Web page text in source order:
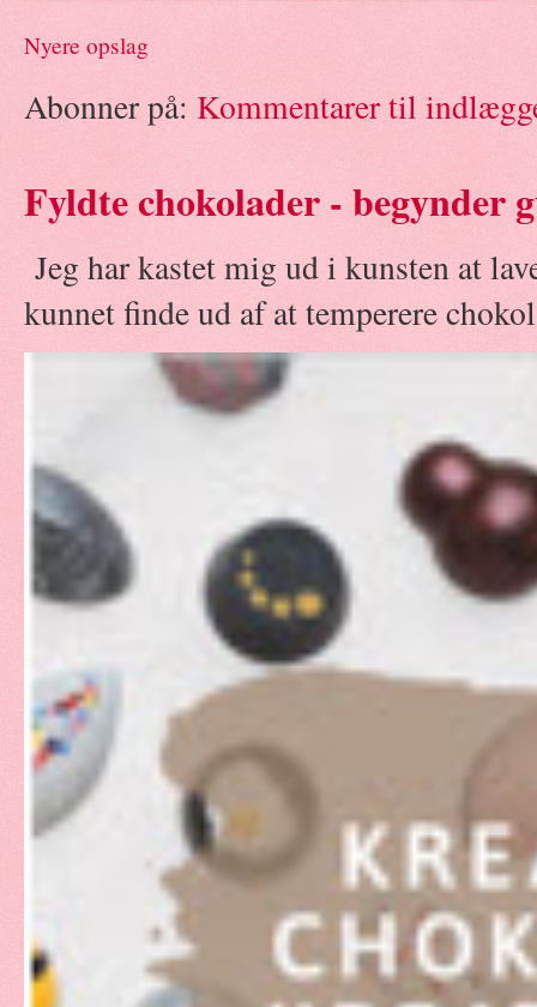
Nyere opslag
Abonner på: Kommentarer til
Fyldte chokolader - begynder
Jeg har kastet mig ud i kunsten at
kunnet finde ud af at temperere